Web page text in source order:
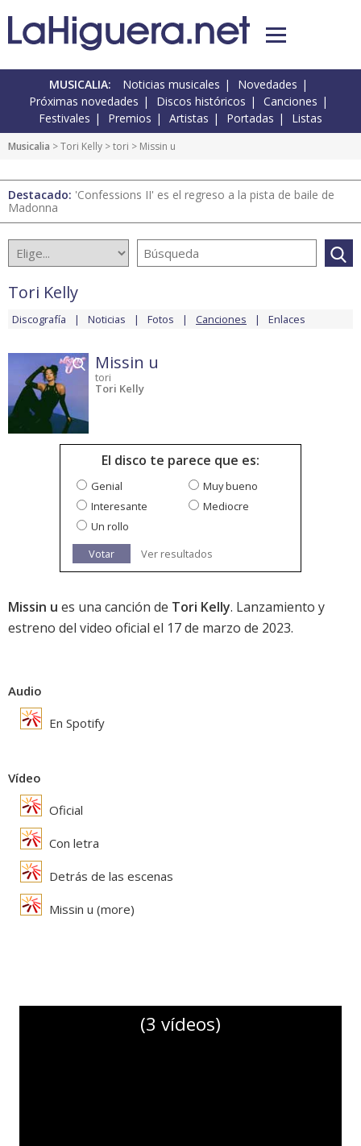
MUSICALIA: Noticias musicales
Novedades
Próximas novedades
Discos históricos
Canciones
Festivales
Premios Artistas Portadas Listas
Musicalia >Tori Kelly >tori > Missin u
Destacado: 'Confessions II' es el regreso a la pista de baile de
Madonna
Tori Kelly
Discografía Noticias Fotos Canciones Enlaces
Missin u
tori
Tori Kelly
El disco te parece que es:
Genial
Muy bueno
Interesante
Mediocre
Un rollo
Votar
Ver resultados
Missin u es una canción de Tori Kelly. Lanzamiento y
estreno del video oficial el 17 de marzo de 2023.
Audio
En Spotify
Vídeo
Oficial
Con letra
Detrás de las escenas
Missin u (more)
(3 vídeos)